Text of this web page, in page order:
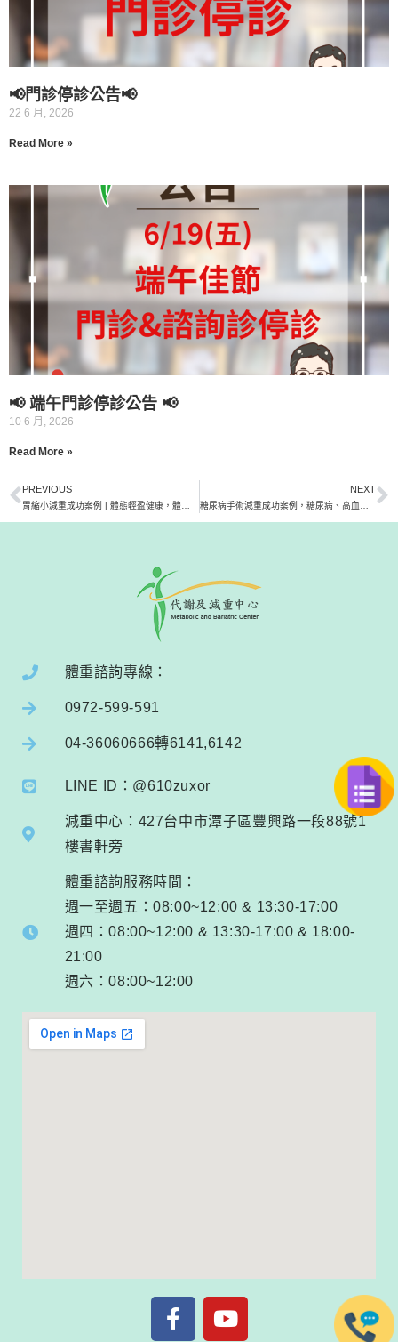
📢門診停診公告📢
22 6 月, 2026
Read More »
📢 端午門診停診公告 📢
10 6 月, 2026
Read More »
PREVIOUS NEXT
體重諮詢專線：
0972-599-591
04-36060666轉6141,6142
LINE ID：@610zuxor
減重中心：427台中市潭子區豐興路一段88號1
樓書軒旁
體重諮詢服務時間：
週一至週五：08:00~12:00 & 13:30-17:00
週四：08:00~12:00 & 13:30-17:00 & 18:00-
21:00
週六：08:00~12:00